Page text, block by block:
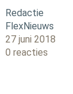
Redactie
FlexNieuws
27 juni 2018
0 reacties